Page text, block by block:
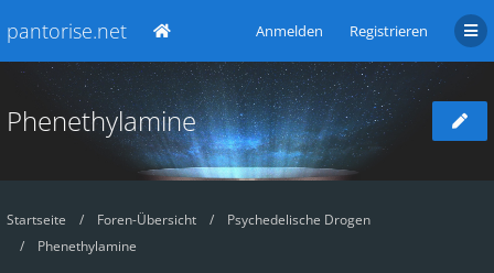
pantorise.net Anmelden Registrieren
Phenethylamine
Startseite Foren-Übersicht
Psychedelische Drogen
Phenethylamine